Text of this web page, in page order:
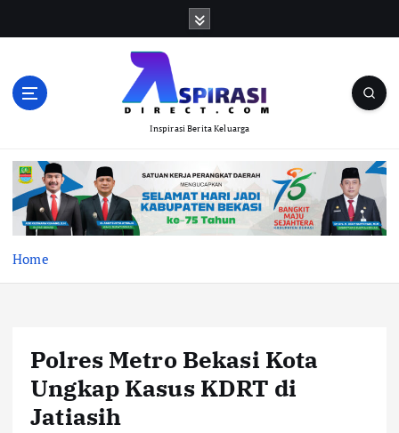
Inspirasi Berita Keluarga
Home
Polres Metro Bekasi Kota
Ungkap Kasus KDRT di
Jatiasih